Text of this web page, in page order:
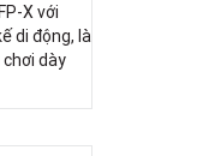
X với
di động, là
dày